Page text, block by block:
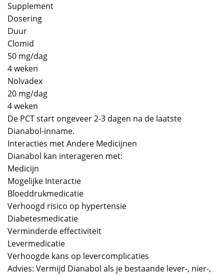
Supplement
Dosering
Duur
Clomid
50 mg/dag
4 weken
Nolvadex
20 mg/dag
4 weken
De PCT start ongeveer 2-3 dagen na de laatste
Dianabol-inname.
Interacties met Andere Medicijnen
Dianabol kan interageren met:
Medicijn
Mogelijke Interactie
Bloeddrukmedicatie
Verhoogd risico op hypertensie
Diabetesmedicatie
Verminderde effectiviteit
Levermedicatie
Verhoogde kans op levercomplicaties
Advies: Vermijd Dianabol als je bestaande lever-, nier-,